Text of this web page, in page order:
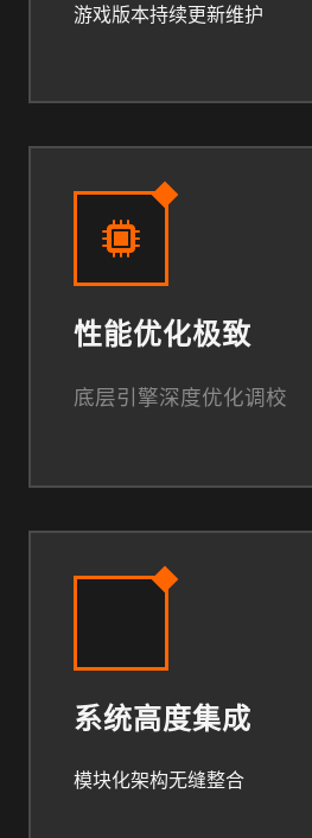
游戏版本持续更新维护
性能优化极致
底层引擎深度优化调校
系统高度集成
模块化架构无缝整合